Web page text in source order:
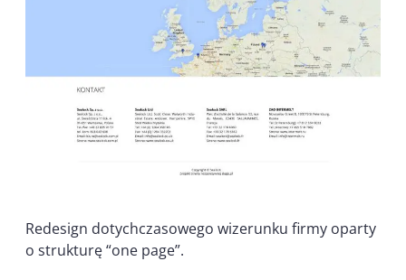
Redesign dotychczasowego wizerunku firmy oparty
o strukturę “one page”.